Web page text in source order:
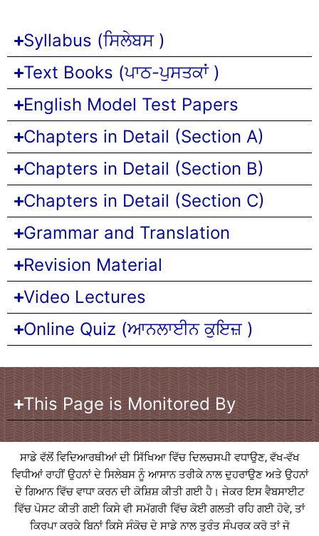
Syllabus (ਸਿਲੇਬਸ )
Text Books (ਪਾਠ-ਪੁਸਤਕਾਂ )
English Model Test Papers
Chapters in Detail (Section A)
Chapters in Detail (Section B)
Chapters in Detail (Section C)
Grammar and Translation
Revision Material
Video Lectures
Online Quiz (ਆਨਲਾਈਨ ਕੁਇਜ਼ )
This Page is Monitored By
ਸਾਡੇ ਵੱਲੋਂ ਵਿਦਿਆਰਥੀਆਂ ਦੀ ਸਿੱਖਿਆ ਵਿੱਚ ਦਿਲਚਸਪੀ ਵਧਾਉਣ, ਵੱਖ-ਵੱਖ
ਵਿਧੀਆਂ ਰਾਹੀਂ ਉਹਨਾਂ ਦੇ ਸਿਲੇਬਸ ਨੂੰ ਆਸਾਨ ਤਰੀਕੇ ਨਾਲ ਦੁਹਰਾਉਣ ਅਤੇ ਉਹਨਾਂ
ਦੇ ਗਿਆਨ ਵਿੱਚ ਵਾਧਾ ਕਰਨ ਦੀ ਕੋਸ਼ਿਸ਼ ਕੀਤੀ ਗਈ ਹੈ। ਜੇਕਰ ਇਸ ਵੈਬਸਾਈਟ
ਵਿੱਚ ਪੋਸਟ ਕੀਤੀ ਗਈ ਕਿਸੇ ਵੀ ਸਮੱਗਰੀ ਵਿੱਚ ਕੋਈ ਗਲਤੀ ਰਹਿ ਗਈ ਹੋਵੇ, ਤਾਂ
ਕਿਰਪਾ ਕਰਕੇ ਬਿਨਾਂ ਕਿਸੇ ਸੰਕੋਚ ਦੇ ਸਾਡੇ ਨਾਲ ਤੁਰੰਤ ਸੰਪਰਕ ਕਰੋ ਤਾਂ ਜੋ